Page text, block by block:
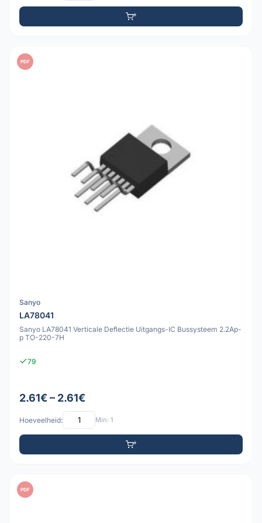
PDF
Sanyo
LA78041
Sanyo LA78041 Verticale Deflectie Uitgangs-IC Bussysteem 2.2Ap-
p TO-220-7H
79
2.61€ – 2.61€
Hoeveelheid: Min: 1
PDF